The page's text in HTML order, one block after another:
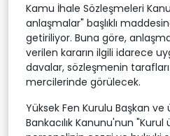
Kamu İhale Sözleşmeleri
anlaşmalar" başlıklı
getiriliyor. Buna göre,
verilen kararın ilgili idarece
davalar, sözleşmenin tarafları
mercilerinde görülecek.
Yüksek Fen Kurulu Başkan ve
Bankacılık Kanunu'nun